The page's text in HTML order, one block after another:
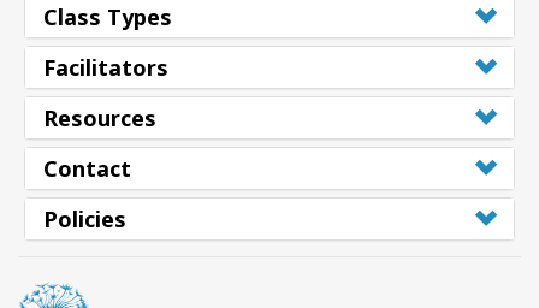
Class Types
Facilitators
Resources
Contact
Policies